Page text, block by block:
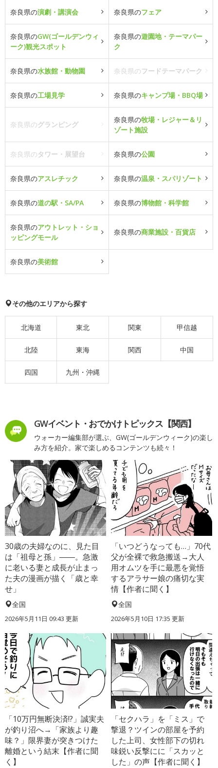
奈良県の演劇・講演会 奈良県のフェア
奈良県のGW(ゴールデンウィ
ーク)観光スポット
奈良県の遊園地・テーマパー
ク
奈良県の水族館・動物園 奈良県のフードテーマパーク
奈良県の工場見学 奈良県のキャンプ場・BBQ場
奈良県のグランピング
奈良県の牧場・レジャー＆リ
ゾート施設
奈良県のタワー・展望台 奈良県の公園
奈良県のアスレチック 奈良県の温泉・スパリゾート
奈良県の道の駅・SA/PA 奈良県の博物館・科学館
奈良県のアウトレット・ショ
ッピングモール
奈良県の商業施設・百貨店
奈良県の美術館
その他のエリアから探す
北海道 東北 関東 甲信越
北陸 東海 関西 中国
四国 九州・沖縄
GWイベント・おでかけトピックス【関西】
ウォーカー編集部が選ぶ、GW(ゴールデンウィーク)の楽し
み方を紹介。家で楽しめるコンテンツも続々！
30歳の夫婦なのに、見た目
は「祖母と孫」――。急激
に老いる妻と成長が止まっ
た夫の漫画が描く「歳と幸
せ」
全国
2026年5月11日 09:43 更新
「いつどうなっても…」70代
父が全裸で救急搬送→大人
用オムツを手に最悪を覚悟
するアラサー娘の痛切な実
情【作者に聞く】
全国
2026年5月10日 17:35 更新
「10万円無断決済!?」誠実夫
が釣り沼へ→「家族より趣
味？」限界妻が突きつけた
離婚という結末【作者に聞
く】
「セクハラ」を「ミス」で
撃退？ツインの部屋を予約
した上司、女性部下の切れ
味鋭い反撃にに「スカッと
した」の声【作者に聞く】